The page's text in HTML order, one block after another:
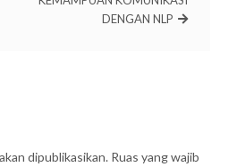
DENGAN NLP
dipublikasikan. Ruas yang wajib